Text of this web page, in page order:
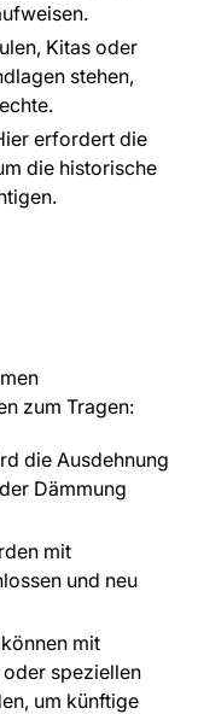
Kitas oder
stehen,
erfordert die
die historische
zum Tragen:
die Ausdehnung
Dämmung
mit
und neu
mit
speziellen
um künftige